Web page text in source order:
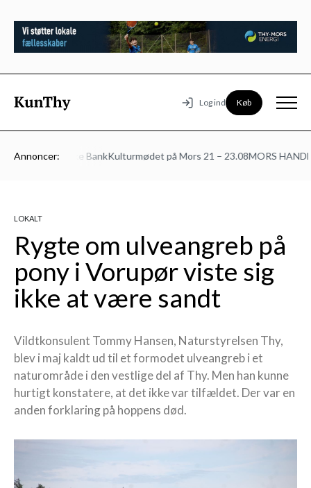
Log ind Køb
Annoncer:Jyske BankKulturmødet på Mors 21 – 23.08MORS
LOKALT
Rygte om ulveangreb på
pony i Vorupør viste sig
ikke at være sandt
Vildtkonsulent Tommy Hansen, Naturstyrelsen Thy,
blev i maj kaldt ud til et formodet ulveangreb i et
naturområde i den vestlige del af Thy. Men han kunne
hurtigt konstatere, at det ikke var tilfældet. Der var en
anden forklaring på hoppens død.